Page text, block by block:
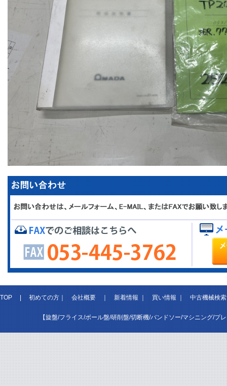
TOP|初めての方｜会社概要｜新着情報｜買い情報｜中古機械検索
【旋盤/フライス/ボール盤/研削盤/切断機/バンドソー/マシニング/プ